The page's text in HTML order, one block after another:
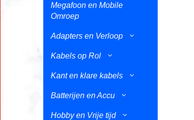
Megafoon en Mobile
Omroep
Adapters en Verloop
Kabels op Rol
Kant en klare kabels
Batterijen en Accu
Hobby en Vrije tijd